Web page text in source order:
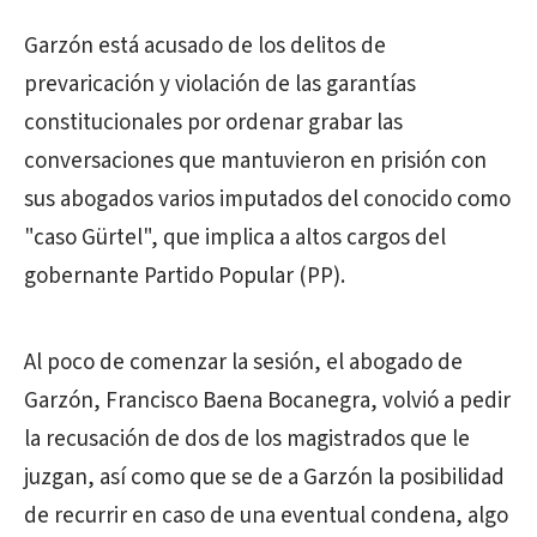
Garzón está acusado de los delitos de
prevaricación y violación de las garantías
constitucionales por ordenar grabar las
conversaciones que mantuvieron en prisión con
sus abogados varios imputados del conocido como
"caso Gürtel", que implica a altos cargos del
gobernante Partido Popular (PP).
Al poco de comenzar la sesión, el abogado de
Garzón, Francisco Baena Bocanegra, volvió a pedir
la recusación de dos de los magistrados que le
juzgan, así como que se de a Garzón la posibilidad
de recurrir en caso de una eventual condena, algo